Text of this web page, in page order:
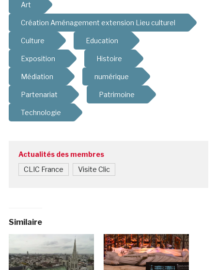
Art
Création Aménagement extension Lieu culturel
Culture Education
Exposition Histoire
Médiation numérique
Partenariat Patrimoine
Technologie
Actualités des membres
CLIC France Visite Clic
Similaire